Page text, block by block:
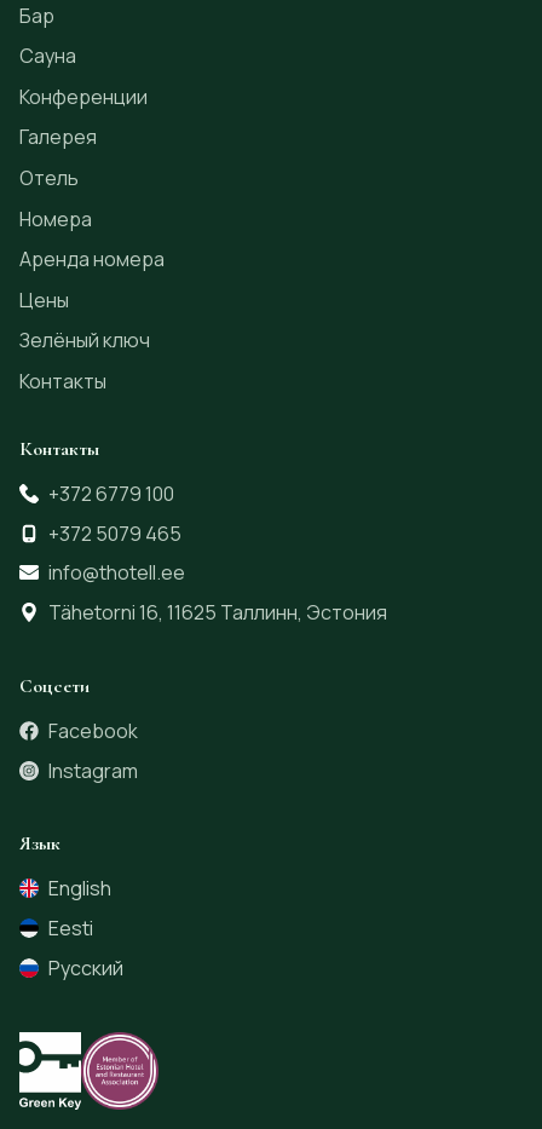
Бар
Сауна
Конференции
Галерея
Отель
Номера
Аренда номера
Цены
Зелёный ключ
Контакты
Контакты
+372 6779 100
+372 5079 465
info@thotell.ee
Tähetorni 16, 11625 Таллинн, Эстония
Соцсети
Facebook
Instagram
Язык
English
Eesti
Русский